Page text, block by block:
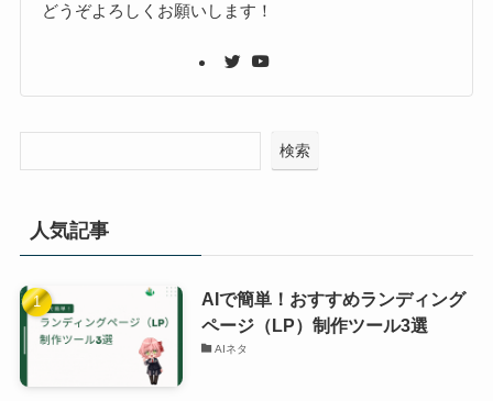
どうぞよろしくお願いします！
検索
人気記事
AIで簡単！おすすめランディング
ページ（LP）制作ツール3選
AIネタ